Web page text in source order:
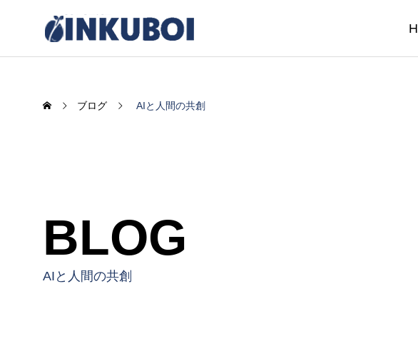
感情UXの臨界点
2025.12.12
ブログ AIと人間の共創
BLOG
AIと人間の共創